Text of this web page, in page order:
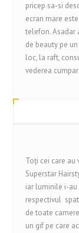
pricep sa-si
ecran mare
telefon. Asadar
de beauty pe
loc, la raft,
vederea
Toți cei care au
Superstar
iar luminile i-au
respectivul
de toate
un gif pe care